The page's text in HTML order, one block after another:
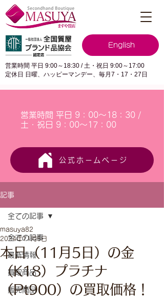
English
営業時間 平日 9:00～18:30 / 土・祝日 9:00～17:00
定休日 日曜、ハッピーマンデー、毎月7・17・27日
営業時間 平日 9：00～18：30 /
土・祝日 9：00～17：00
公式ホームページ
記事
全ての記事
最新情報
買取商品
販売商品
全ての記事
本日（11月5日）の金
（K18）プラチナ
（Pt900）の買取価格！
masuya82
2024年11月5日